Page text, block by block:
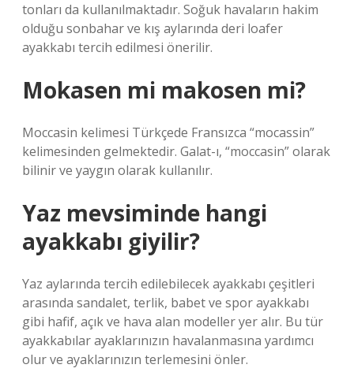
tonları da kullanılmaktadır. Soğuk havaların hakim
olduğu sonbahar ve kış aylarında deri loafer
ayakkabı tercih edilmesi önerilir.
Mokasen mi makosen mi?
Moccasin kelimesi Türkçede Fransızca “mocassin”
kelimesinden gelmektedir. Galat-ı, “moccasin” olarak
bilinir ve yaygın olarak kullanılır.
Yaz mevsiminde hangi
ayakkabı giyilir?
Yaz aylarında tercih edilebilecek ayakkabı çeşitleri
arasında sandalet, terlik, babet ve spor ayakkabı
gibi hafif, açık ve hava alan modeller yer alır. Bu tür
ayakkabılar ayaklarınızın havalanmasına yardımcı
olur ve ayaklarınızın terlemesini önler.